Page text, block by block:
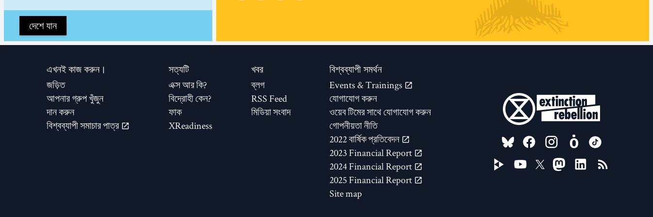
দেশে যান
এখনই কাজ করুন।
জড়িত
আপনার গ্রুপ খুঁজুন
দান করুন
বিশ্বব্যাপী সমাচার পাত্র
সত্যটি
এক্স আর কি?
বিদ্রোহী কেন?
ফাক
XReadiness
খবর
ব্লগ
RSS Feed
মিডিয়া সংবাদ
বিশ্বব্যাপী সমর্থন
Events & Trainings
যোগাযোগ করুন
ওয়েব টিমের সাথে যোগাযোগ করুন
গোপনীয়তা নীতি
2022 বার্ষিক প্রতিবেদন
2023 Financial Report
2024 Financial Report
2025 Financial Report
Site map
FOLLOW US ON